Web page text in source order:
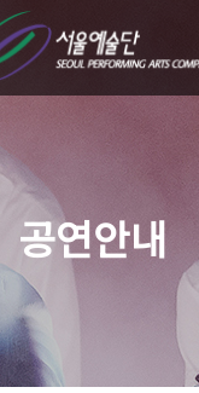
공연안내